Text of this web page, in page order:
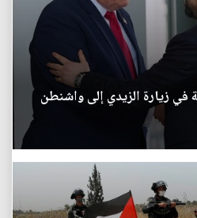
في زيارة الزيدي إلى واشنطن